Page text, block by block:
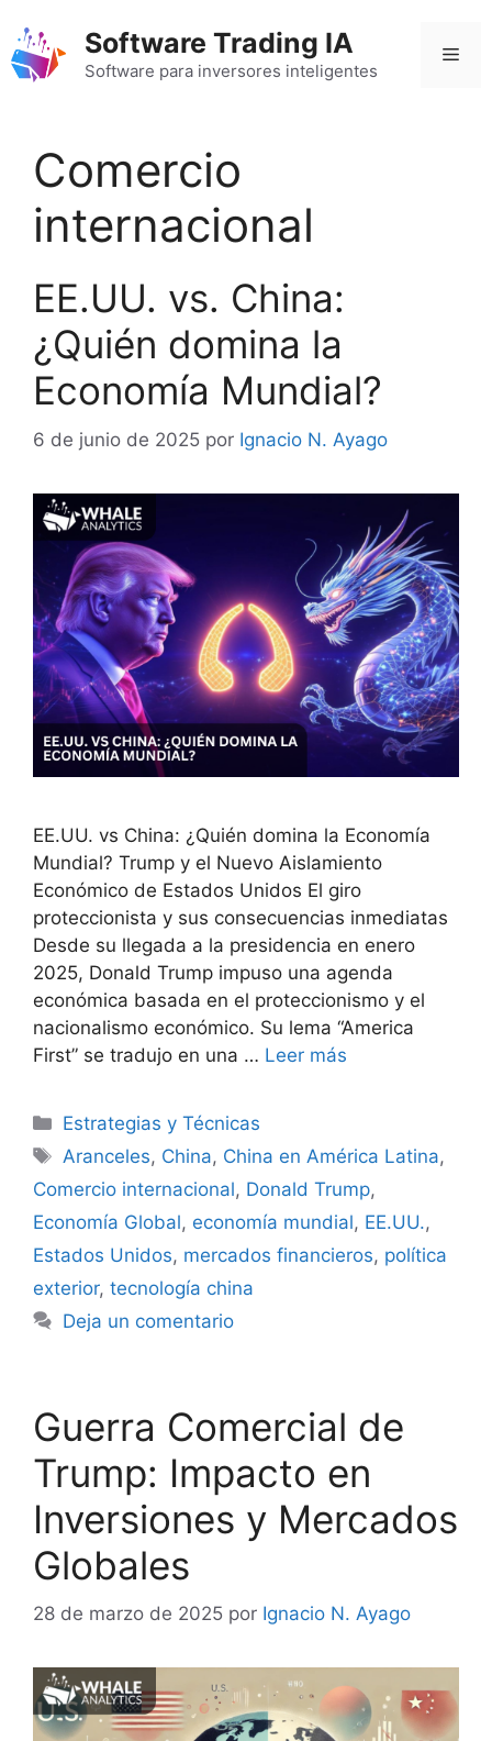
contenido
Software Trading IA
Software para inversores inteligentes
Comercio
internacional
EE.UU. vs. China:
¿Quién domina la
Economía Mundial?
6 de junio de 2025 por Ignacio N. Ayago
EE.UU. vs China: ¿Quién domina la Economía
Mundial? Trump y el Nuevo Aislamiento
Económico de Estados Unidos El giro
proteccionista y sus consecuencias inmediatas
Desde su llegada a la presidencia en enero
2025, Donald Trump impuso una agenda
económica basada en el proteccionismo y el
nacionalismo económico. Su lema “America
First” se tradujo en una … Leer más
Categorías
Estrategias y Técnicas
Etiquetas
Aranceles, China, China en América Latina,
Comercio internacional, Donald Trump,
Economía Global, economía mundial, EE.UU.,
Estados Unidos, mercados financieros, política
exterior, tecnología china
Deja un comentario
Guerra Comercial de
Trump: Impacto en
Inversiones y Mercados
Globales
28 de marzo de 2025 por Ignacio N. Ayago